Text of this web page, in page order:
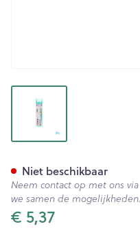
€ 5,37
Niet beschikbaar
Neem contact op met ons
we samen de mogelijkheden.